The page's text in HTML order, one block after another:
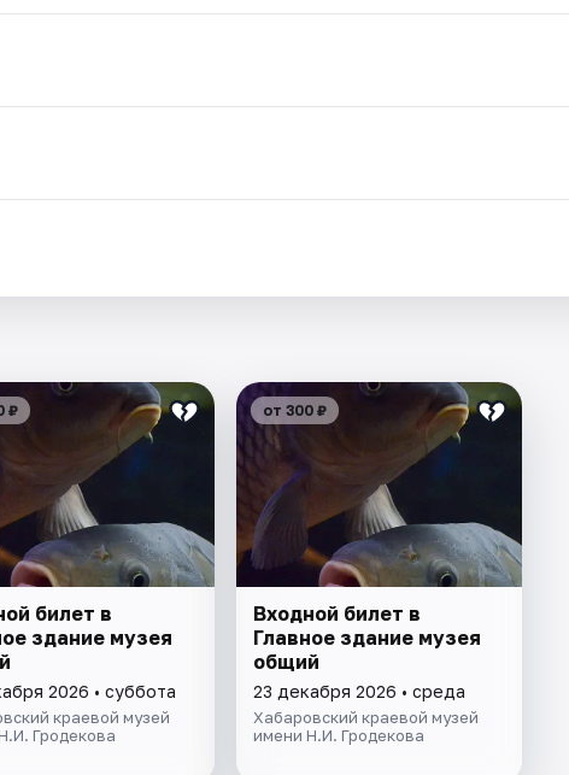
₽
билет в
здание музея
2026 • суббота
краевой музей
Гродекова
от 300 ₽
Входной билет в
Главное здание музея
общий
23 декабря 2026 • среда
Хабаровский краевой музей
имени Н.И. Гродекова